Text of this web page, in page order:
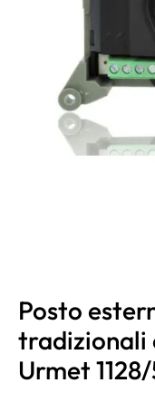
Posto
tradizionali
Urmet